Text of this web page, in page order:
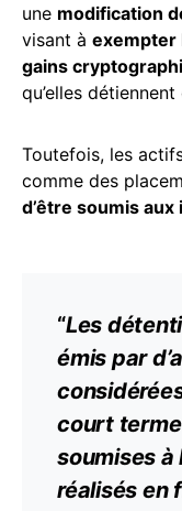
une modification
visant à exempter
gains
qu’elles détiennent
Toutefois, les
comme des
d’être soumis aux
“Les
émis par
court
soumises à
réalisés en